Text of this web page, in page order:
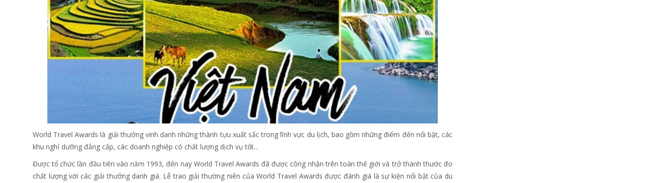
World Travel Awards là giải thưởng vinh danh những thành tựu xuất sắc trong lĩnh vực du lịch, bao gồm những điểm đến nổi bật, các
khu nghỉ dưỡng đẳng cấp, các doanh nghiệp có chất lượng dịch vụ tốt...
Được tổ chức lần đầu tiên vào năm 1993, đến nay World Travel Awards đã được công nhận trên toàn thế giới và trở thành thước đo
chất lượng với các giải thưởng danh giá. Lễ trao giải thường niên của World Travel Awards được đánh giá là sự kiện nổi bật của du